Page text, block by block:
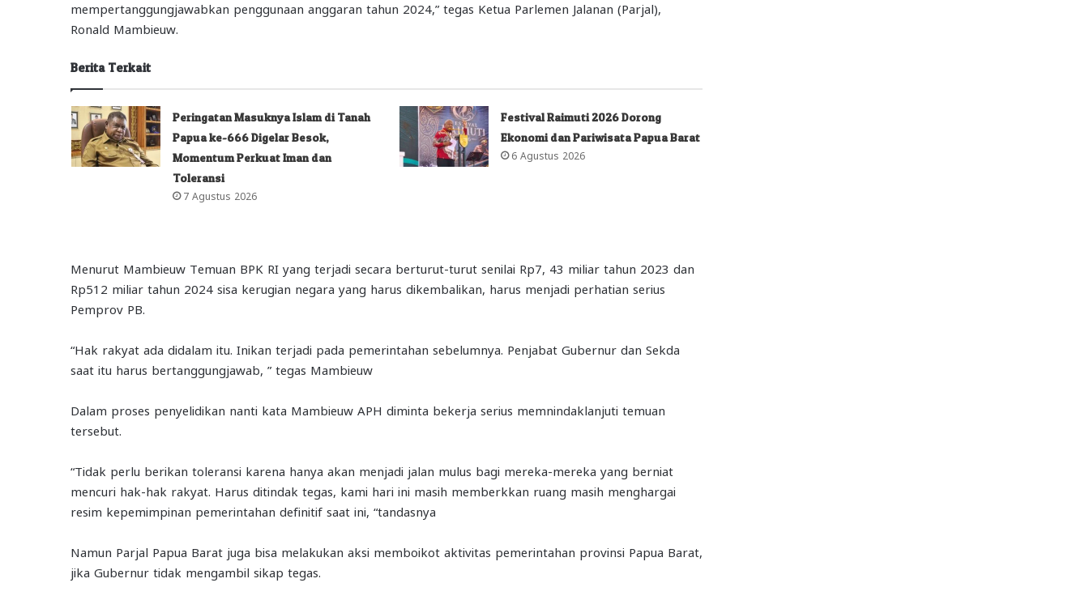
mempertanggungjawabkan penggunaan anggaran tahun 2024,” tegas Ketua Parlemen Jalanan (Parjal),
Ronald Mambieuw.
Berita Terkait
Peringatan Masuknya Islam di Tanah
Papua ke-666 Digelar Besok,
Momentum Perkuat Iman dan
Toleransi
7 Agustus 2026
Festival Raimuti 2026 Dorong
Ekonomi dan Pariwisata Papua Barat
6 Agustus 2026
Menurut Mambieuw Temuan BPK RI yang terjadi secara berturut-turut senilai Rp7, 43 miliar tahun 2023 dan
Rp512 miliar tahun 2024 sisa kerugian negara yang harus dikembalikan, harus menjadi perhatian serius
Pemprov PB.
“Hak rakyat ada didalam itu. Inikan terjadi pada pemerintahan sebelumnya. Penjabat Gubernur dan Sekda
saat itu harus bertanggungjawab, ” tegas Mambieuw
Dalam proses penyelidikan nanti kata Mambieuw APH diminta bekerja serius memnindaklanjuti temuan
tersebut.
“Tidak perlu berikan toleransi karena hanya akan menjadi jalan mulus bagi mereka-mereka yang berniat
mencuri hak-hak rakyat. Harus ditindak tegas, kami hari ini masih memberkkan ruang masih menghargai
resim kepemimpinan pemerintahan definitif saat ini, “tandasnya
Namun Parjal Papua Barat juga bisa melakukan aksi memboikot aktivitas pemerintahan provinsi Papua Barat,
jika Gubernur tidak mengambil sikap tegas.